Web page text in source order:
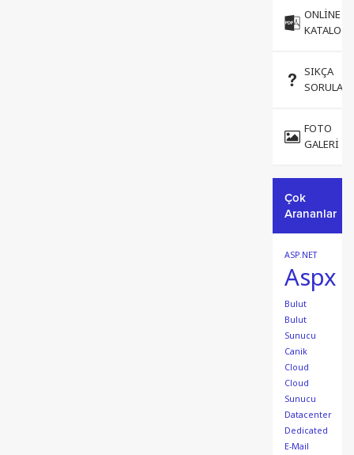
ONLINE
KATALOG
SIKÇA
FOTO
GALERI
Çok
Arananlar
ASP.NET
Aspx
Bulut
Bulut
Sunucu
Canik
Cloud
Cloud
Sunucu
Datacenter
Dedicated
E-Mail